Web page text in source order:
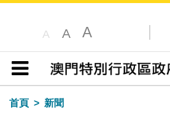
A A A
目錄
首頁
新聞